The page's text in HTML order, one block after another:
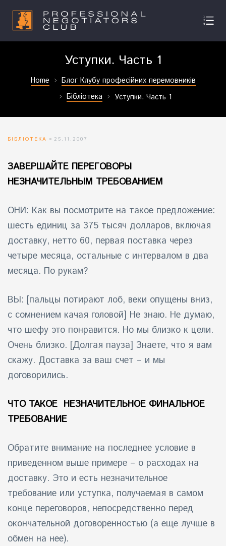
Уступки. Часть 1
Home
Блог Клубу професійних перемовників
Бібліотека
Уступки. Часть 1
БІБЛІОТЕКА 25.11.2007
ЗАВЕРШАЙТЕ ПЕРЕГОВОРЫ
НЕЗНАЧИТЕЛЬНЫМ ТРЕБОВАНИЕМ
ОНИ: Как вы посмотрите на такое предложение:
шесть единиц за 375 тысяч долларов, включая
доставку, нетто 60, первая поставка через
четыре месяца, остальные с интервалом в два
месяца. По рукам?
ВЫ: [пальцы потирают лоб, веки опущены вниз,
с сомнением качая головой] Не знаю. Не думаю,
что шефу это понравится. Но мы близко к цели.
Очень близко. [Долгая пауза] Знаете, что я вам
скажу. Доставка за ваш счет – и мы
договорились.
ЧТО ТАКОЕ НЕЗНАЧИТЕЛЬНОЕ ФИНАЛЬНОЕ
ТРЕБОВАНИЕ
Обратите внимание на последнее условие в
приведенном выше примере – о расходах на
доставку. Это и есть незначительное
требование или уступка, получаемая в самом
конце переговоров, непосредственно перед
окончательной договоренностью (а еще лучше в
обмен на нее).